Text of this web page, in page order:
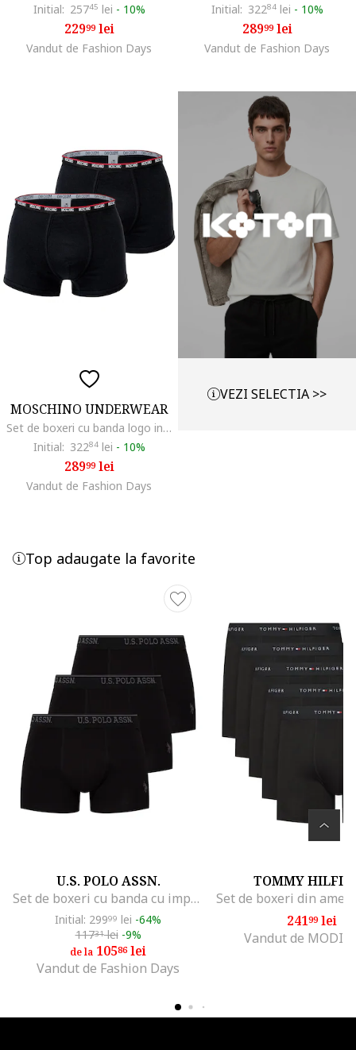
Initial: 25745 lei - 10%
22999lei
Vandut de Fashion Days
Initial: 32284lei - 10%
28999lei
Vandut de Fashion Days
MOSCHINO UNDERWEAR
Set de boxeri cu banda logo in talie - 2 perechi, Negru
Initial: 32284lei - 10%
28999lei
Vandut de Fashion Days
VEZI SELECTIA >>
Top adaugate la favorite
U.S. POLO ASSN.
Set de boxeri cu banda cu imprimeu logo - 3 perechi, Negru/Gri
Initial: 29999 lei -64%
11731lei -9%
de la 10586lei
Vandut de Fashion Days
TOMMY
24199lei
Vandut de